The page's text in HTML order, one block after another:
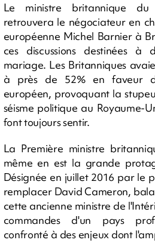
Le ministre britannique
retrouvera le négociateur en
européenne Michel Barnier à
ces discussions destinées
mariage. Les Britanniques
à près de 52% en faveur
européen, provoquant la
séisme politique au Royaume-
font toujours sentir.
La Première ministre
même en est la grande
Désignée en juillet 2016 par le
remplacer David Cameron,
cette ancienne ministre de
commandes d'un pays
confronté à des enjeux dont